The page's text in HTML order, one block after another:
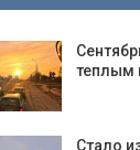
теплым
Стало